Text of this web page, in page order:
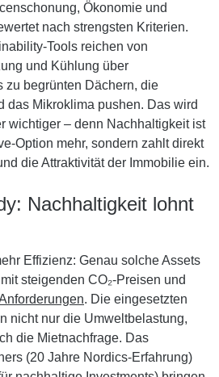
Ökonomie und
nach strengsten Kriterien.
Tools reichen von
und Kühlung über
zu begrünten Dächern, die
das Mikroklima pushen. Das wird
wichtiger – denn Nachhaltigkeit ist
Option mehr, sondern zahlt direkt
die Attraktivität der Immobilie ein.
Nachhaltigkeit lohnt
Effizienz: Genau solche Assets
steigenden CO₂-Preisen und
. Die eingesetzten
nicht nur die Umweltbelastung,
die Mietnachfrage. Das
(20 Jahre Nordics-Erfahrung)